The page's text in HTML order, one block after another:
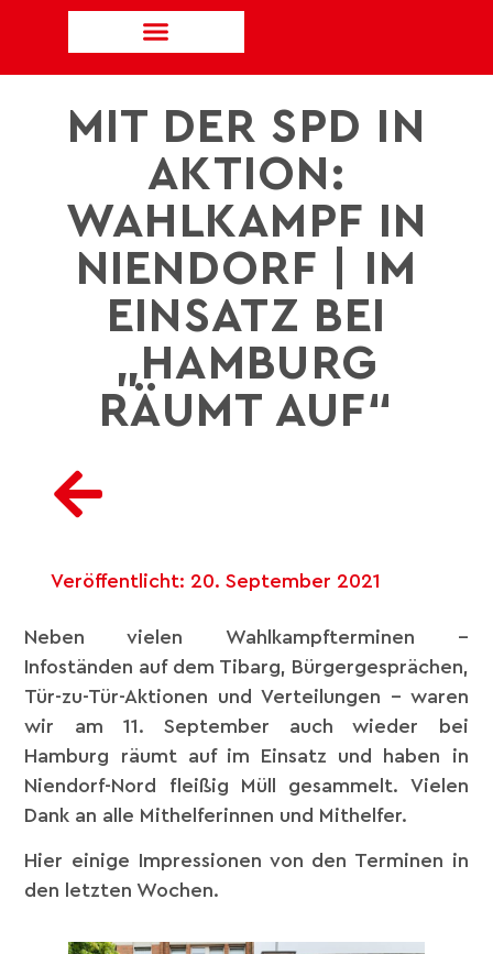
MIT DER SPD IN
AKTION:
WAHLKAMPF IN
NIENDORF | IM
EINSATZ BEI
„HAMBURG
RÄUMT AUF“
Veröffentlicht: 20. September 2021
Neben vielen Wahlkampfterminen –
Infoständen auf dem Tibarg, Bürgergesprächen,
Tür-zu-Tür-Aktionen und Verteilungen – waren
wir am 11. September auch wieder bei
Hamburg räumt auf im Einsatz und haben in
Niendorf-Nord fleißig Müll gesammelt. Vielen
Dank an alle Mithelferinnen und Mithelfer.
Hier einige Impressionen von den Terminen in
den letzten Wochen.